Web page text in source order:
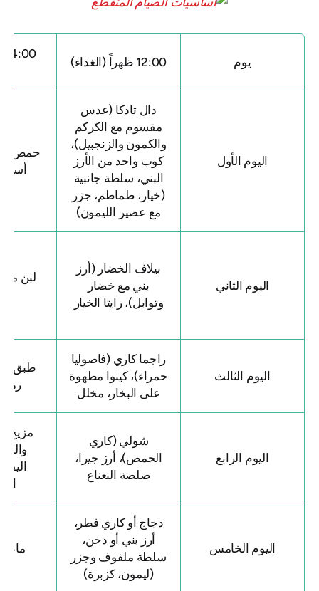
يوم 12:00 ظهراً (الغداء)
اليوم الأول
دال تادكا (عدس
مقسوم مع الكركم
والكمون والزنجبيل)،
كوب واحد من الأرز
البني، سلطة جانبية
(خيار، طماطم، جزر
مع عصير الليمون)
حمص
أسود،
اليوم الثاني
بيلاف الخضار (أرز
بني مع خضار
وتوابل)، رايتا الخيار
لبن
اليوم الثالث
راجما كاري (فاصوليا
حمراء)، كينوا مطهوة
على البخار، مخلل
طبق
اليوم الرابع
شولي (كاري
الحمص)، أرز جيرا،
صلصة النعناع
مزيج
اليوم الخامس
دجاج أو كاري فطر،
أرز بني أو دخن،
سلطة ملفوف وجزر
(ليمون، كزبرة)
ماء